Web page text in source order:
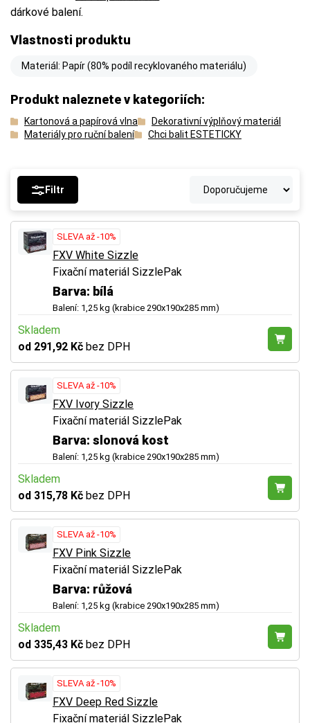
dárkové balení.
Vlastnosti produktu
Materiál: Papír (80% podíl recyklovaného materiálu)
Produkt naleznete v kategoriích:
Kartonová a papírová vlna
Dekorativní výplňový materiál
Materiály pro ruční balení
Chci balit ESTETICKY
Filtr
SLEVA až -10%
FXV White Sizzle
Fixační materiál SizzlePak
Barva: bílá
Balení: 1,25 kg (krabice 290x190x285 mm)
Skladem
od 291,92 Kč bez DPH
SLEVA až -10%
FXV Ivory Sizzle
Fixační materiál SizzlePak
Barva: slonová kost
Balení: 1,25 kg (krabice 290x190x285 mm)
Skladem
od 315,78 Kč bez DPH
SLEVA až -10%
FXV Pink Sizzle
Fixační materiál SizzlePak
Barva: růžová
Balení: 1,25 kg (krabice 290x190x285 mm)
Skladem
od 335,43 Kč bez DPH
SLEVA až -10%
FXV Deep Red Sizzle
Fixační materiál SizzlePak